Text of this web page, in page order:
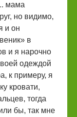
мама
но видимо,
и он
в
и я нарочно
одеждой
к примеру, я
кровати,
тогда
бы, так мне